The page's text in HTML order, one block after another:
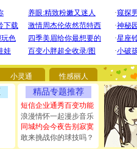
小灵通 性感丽人
精品专题推荐
短信企业通秀百变功能
浪漫情怀一起漫步音乐
同城约会今夜告别寂寞
敢来挑战你的球技吗？
[圣诞节]
要平安！
[圣诞节]
能正大光
天都要快
[圣诞节]
如意,快
[元旦]看
断电。爱